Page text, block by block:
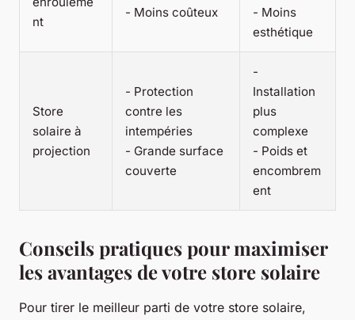
nt
- Moins coûteux
- Moins
esthétique
Store
solaire à
projection
- Protection
contre les
intempéries
- Grande surface
couverte
-
Installation
plus
complexe
- Poids et
encombrem
ent
Conseils pratiques pour maximiser
les avantages de votre store solaire
Pour tirer le meilleur parti de votre store solaire,